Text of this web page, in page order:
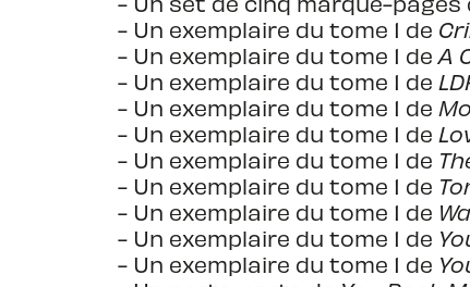
- Un exemplaire du tome 1 de
- Un exemplaire du tome 1 deA
- Un exemplaire du tome 1 de
- Un exemplaire du tome 1 de
- Un exemplaire du tome 1 de
- Un exemplaire du tome 1 de
- Un exemplaire du tome 1 de
- Un exemplaire du tome 1 de
- Un exemplaire du tome 1 de
- Un exemplaire du tome 1 de